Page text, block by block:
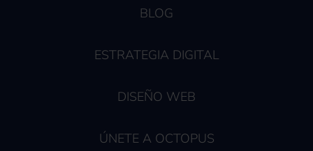
BLOG
ESTRATEGIA DIGITAL
DISEÑO WEB
ÚNETE A OCTOPUS